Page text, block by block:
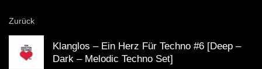
Zurück
Klanglos – Ein Herz Für Techno #6 [Deep –
Dark – Melodic Techno Set]